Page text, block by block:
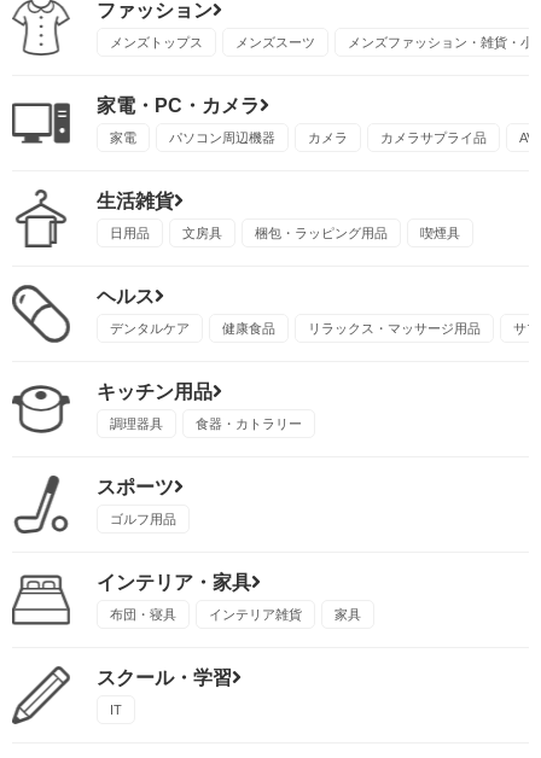
ファッション
メンズトップス メンズスーツ メンズファッション・雑貨・小
家電・PC・カメラ
家電 パソコン周辺機器 カメラ カメラサプライ品 AV
生活雑貨
日用品 文房具 梱包・ラッピング用品 喫煙具
ヘルス
デンタルケア 健康食品 リラックス・マッサージ用品 サ
キッチン用品
調理器具 食器・カトラリー
スポーツ
ゴルフ用品
インテリア・家具
布団・寝具 インテリア雑貨 家具
スクール・学習
IT